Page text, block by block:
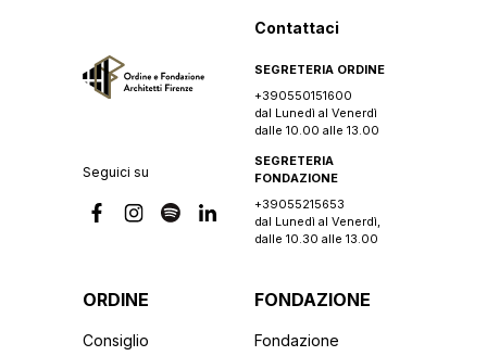
Seguici su
Contattaci
SEGRETERIA ORDINE
+390550151600
dal Lunedì al Venerdì
dalle 10.00 alle 13.00
SEGRETERIA
FONDAZIONE
+39055215653
dal Lunedì al Venerdì,
dalle 10.30 alle 13.00
ORDINE
Consiglio
FONDAZIONE
Fondazione